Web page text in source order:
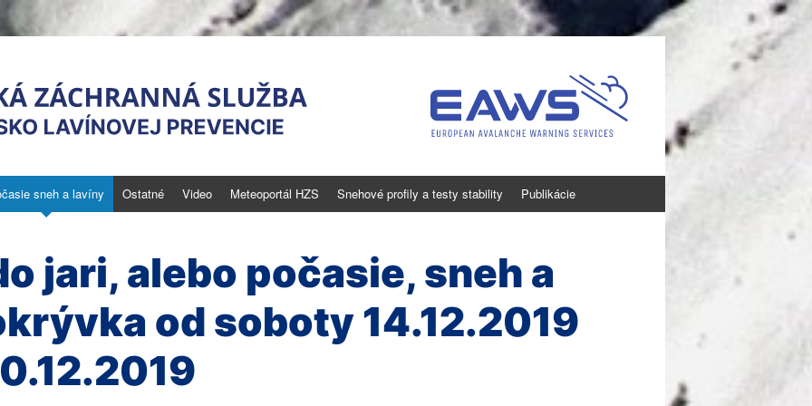
sneh a lavíny Ostatné Video Meteoportál HZS Snehové profily a testy stability Publikácie
jari, alebo počasie, sneh a
od soboty 14.12.2019